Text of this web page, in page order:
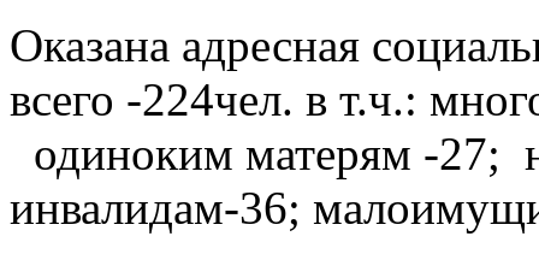
Оказана адресная
всего -224чел. в т.ч.:
одиноким матерям -27;
инвалидам-36;